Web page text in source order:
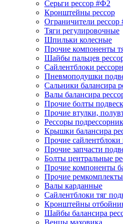
Серьги рессор #Ф2
Кронштейны рессор
Ограничители рессор
Тяги регулировочные
Шпильки колесные
Прочие компоненты
Шайбы пальцев
Сайлентблоки
Пневмоподушки
Сальники балансира
Валы балансира
Прочие болты
Прочие втулки,
Рессоры
Крышки балансира
Прочие сайлентблоки
Прочие запчасти
Болты центральные
Прочие компоненты
Прочие
Валы карданные
Сайлентблоки тяг
Кронштейны
Шайбы балансира
Венцы маховика